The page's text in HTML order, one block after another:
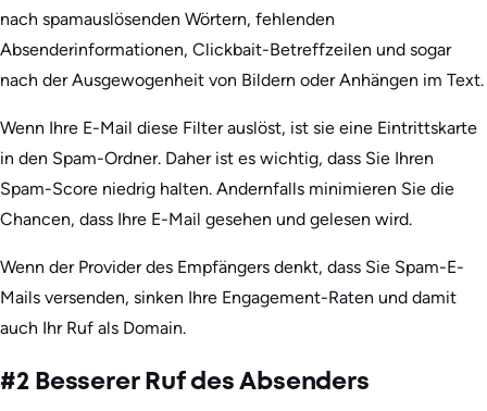
nach spamauslösenden Wörtern, fehlenden
Absenderinformationen, Clickbait-Betreffzeilen und sogar
nach der Ausgewogenheit von Bildern oder Anhängen im Text.
Wenn Ihre E-Mail diese Filter auslöst, ist sie eine Eintrittskarte
in den Spam-Ordner. Daher ist es wichtig, dass Sie Ihren
Spam-Score niedrig halten. Andernfalls minimieren Sie die
Chancen, dass Ihre E-Mail gesehen und gelesen wird.
Wenn der Provider des Empfängers denkt, dass Sie Spam-E-
Mails versenden, sinken Ihre Engagement-Raten und damit
auch Ihr Ruf als Domain.
#2 Besserer Ruf des Absenders